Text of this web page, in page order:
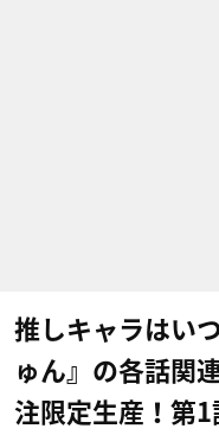
推しキャラはい
ゅん』の各話関
注限定生産！第